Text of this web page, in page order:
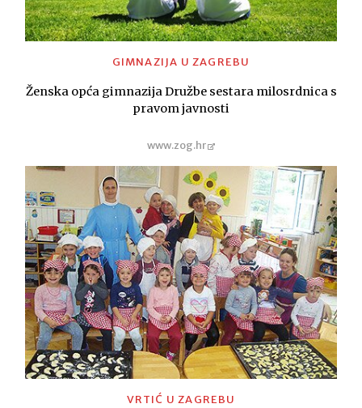
GIMNAZIJA U ZAGREBU
Ženska opća gimnazija Družbe sestara milosrdnica s
pravom javnosti
www.zog.hr
VRTIĆ U ZAGREBU